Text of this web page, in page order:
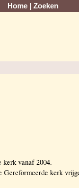
Home Zoeken
kerk vanaf 2004.
Gereformeerde kerk